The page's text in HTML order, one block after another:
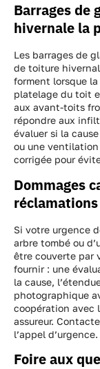
Barrages de
hivernale la
Les barrages de
de toiture
forment lorsque
platelage du toit
aux avant-toits
répondre aux
évaluer si la
ou une
corrigée pour
Dommages
réclamations
Si votre urgence
arbre tombé ou
être couverte par
fournir : une
la cause,
photographique
coopération avec
assureur.
l’appel d’urgence.
Foire aux